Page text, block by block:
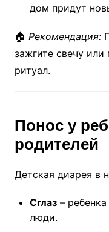
дом придут
🏠 Рекомендация:
зажгите свечу
ритуал.
Понос у
родителей
Детская диарея в
Сглаз– ребенка
люди.